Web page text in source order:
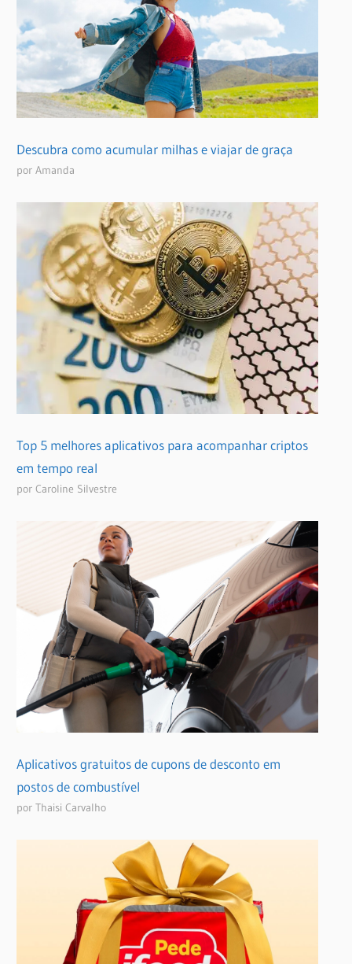
Descubra como acumular milhas e viajar de graça
por Amanda
Top 5 melhores aplicativos para acompanhar criptos
em tempo real
por Caroline Silvestre
Aplicativos gratuitos de cupons de desconto em
postos de combustível
por Thaisi Carvalho